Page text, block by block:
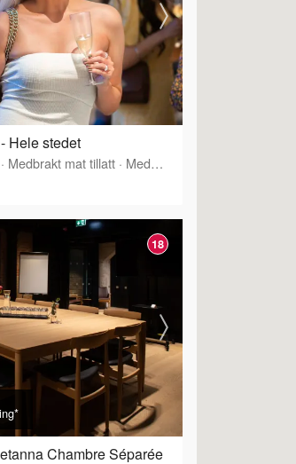
Hele stedet
· Medbrakt mat tillatt · Medbrakt drikke tillatt
18
Chambre Séparée